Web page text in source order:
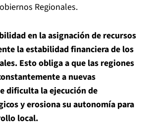
Regionales.
en la asignación de recursos
la estabilidad financiera de los
Esto obliga a que las regiones
a nuevas
dificulta la ejecución de
y erosiona su autonomía para
local.